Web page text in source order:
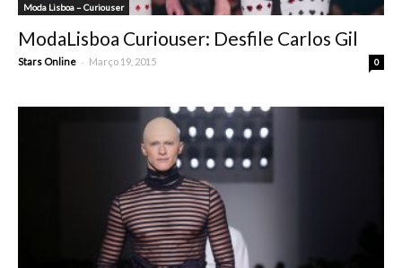
Moda Lisboa – Curiouser
ModaLisboa Curiouser: Desfile Carlos Gil
Stars Online - Março 19, 2015 0